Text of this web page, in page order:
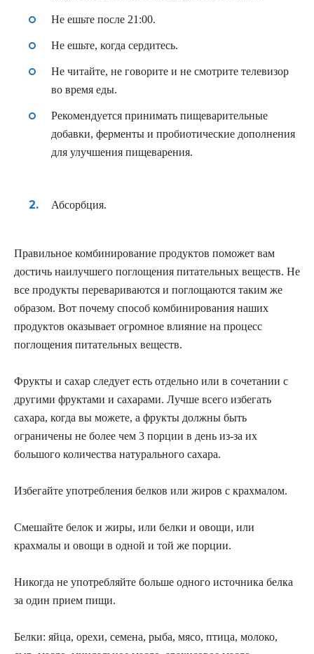
Не ешьте после 21:00.
Не ешьте, когда сердитесь.
Не читайте, не говорите и не смотрите телевизор
во время еды.
Рекомендуется принимать пищеварительные
добавки, ферменты и пробиотические дополнения
для улучшения пищеварения.
Абсорбция.
Правильное комбинирование продуктов поможет вам
достичь наилучшего поглощения питательных веществ. Не
все продукты перевариваются и поглощаются таким же
образом. Вот почему способ комбинирования наших
продуктов оказывает огромное влияние на процесс
поглощения питательных веществ.
Фрукты и сахар следует есть отдельно или в сочетании с
другими фруктами и сахарами. Лучше всего избегать
сахара, когда вы можете, а фрукты должны быть
ограничены не более чем 3 порции в день из-за их
большого количества натурального сахара.
Избегайте употребления белков или жиров с крахмалом.
Смешайте белок и жиры, или белки и овощи, или
крахмалы и овощи в одной и той же порции.
Никогда не употребляйте больше одного источника белка
за один прием пищи.
Белки: яйца, орехи, семена, рыба, мясо, птица, молоко,